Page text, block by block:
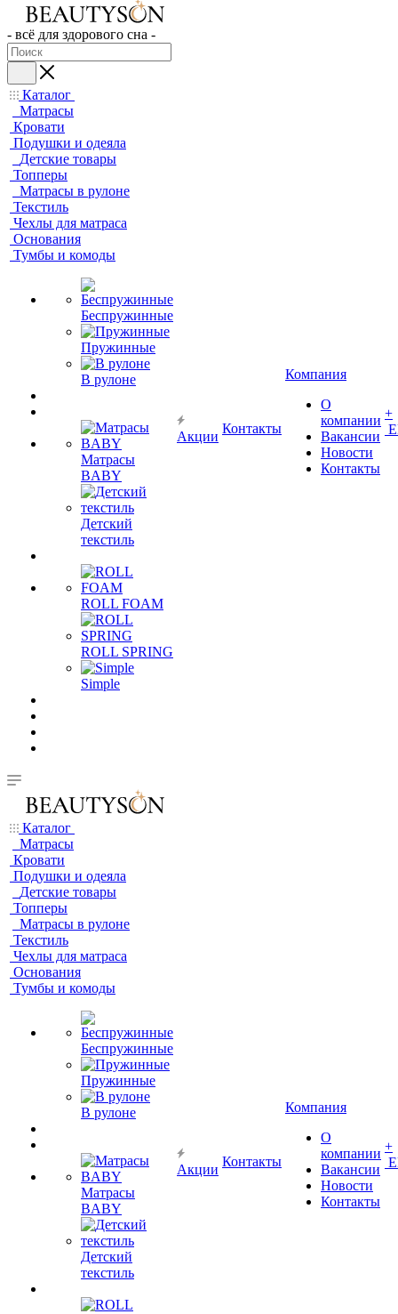
- всё для здорового сна -
Каталог
Матрасы
Кровати
Подушки и одеяла
Детские товары
Топперы
Матрасы в рулоне
Текстиль
Чехлы для матраса
Основания
Тумбы и комоды
Беспружинные
Пружинные
В рулоне
Матрасы
BABY
Детский
текстиль
ROLL FOAM
ROLL SPRING
Simple
Акции
Контакты
Компания
О
компании
Вакансии
Новости
Контакты
+
Каталог
Матрасы
Кровати
Подушки и одеяла
Детские товары
Топперы
Матрасы в рулоне
Текстиль
Чехлы для матраса
Основания
Тумбы и комоды
Беспружинные
Пружинные
В рулоне
Матрасы
BABY
Детский
текстиль
Акции
Контакты
Компания
О
компании
Вакансии
Новости
Контакты
+